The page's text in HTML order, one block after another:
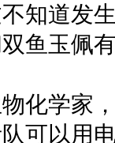
知道发
鱼玉佩有
化学家
可以用